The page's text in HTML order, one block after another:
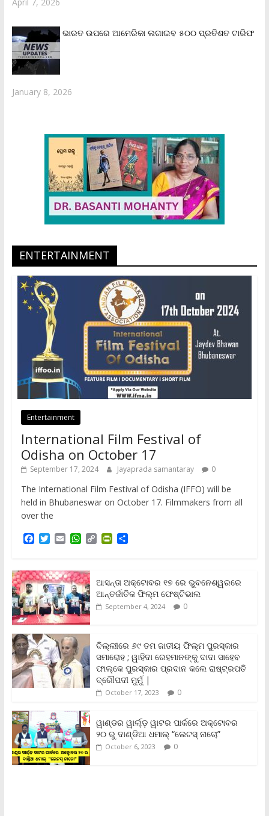
April 7, 2026
ଭାରତ ଉପରେ ଆମେରିକା ଲଗାଇବ ୫୦୦ ପ୍ରତିଶତ ଟାରିଫ
January 8, 2026
ENTERTAINMENT
Entertainment
International Film Festival of
Odisha on October 17
September 17, 2024 Jayaprada samantaray 0
The International Film Festival of Odisha (IFFO) will be
held in Bhubaneswar on October 17. Filmmakers from all
over the
F
e
b
o
o
k
T
t
t
e
r
E
i
l
W
t
s
A
p
p
C
L
i
n
k
P
t
F
r
i
d
l
y
S
e
ଆସନ୍ତା ଅକ୍ଟୋବର ୧୭ ରେ ଭୁବନେଶ୍ୱରରେ
ଆନ୍ତର୍ଜାତିକ ଫିଲ୍ମ ଫେଷ୍ଟିଭାଲ
September 4, 2024 0
ଦିଲ୍ଲୀରେ ୬୯ ତମ ଜାତୀୟ ଫିଲ୍ମ ପୁରସ୍କାର
ସମାରୋହ ; ୱାହିଦା ରେହମାନଙ୍କୁ ଦାଦା ସାହେବ
ଫାଲ୍‌କେ ପୁରସ୍କାର ପ୍ରଦାନ କଲେ ରାଷ୍ଟ୍ରପତି
ଦ୍ରୌପଦୀ ମୁର୍ମୁ |
October 17, 2023 0
ୱାଣ୍ଡର ୱାର୍ଲ୍‌ଡ଼ ୱାଟର ପାର୍କରେ ଅକ୍ଟୋବର
୨୦ ରୁ ଦାଣ୍ଡିଆ ଧମାଲ୍ “ଲେଟସ୍ ନାଚୋ”
October 6, 2023 0